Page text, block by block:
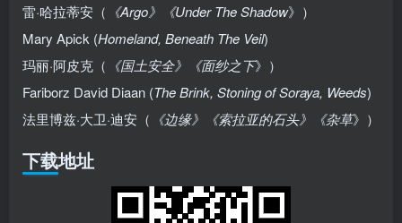
雷·哈拉蒂安（ 《Argo》《Under The Shadow》）
Mary Apick (Homeland, Beneath The Veil)
玛丽·阿皮克（ 《国土安全》《面纱之下》）
Fariborz David Diaan (The Brink, Stoning of Soraya, Weeds)
法里博兹·大卫·迪安（ 《边缘》《索拉亚的石头》《杂草》）
下载地址